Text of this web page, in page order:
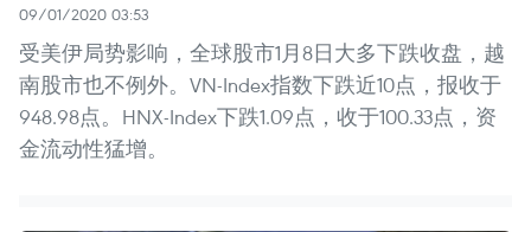
09/01/2020 03:53
受美伊局势影响，全球股市1月8日大多下跌收盘，越
南股市也不例外。VN-Index指数下跌近10点，报收于
948.98点。HNX-Index下跌1.09点，收于100.33点，资
金流动性猛增。